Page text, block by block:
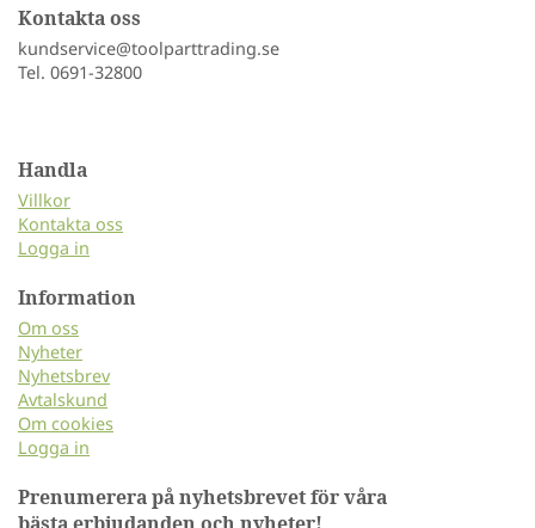
Kontakta oss
kundservice@toolparttrading.se
Tel. 0691-32800
Handla
Villkor
Kontakta oss
Logga in
Information
Om oss
Nyheter
Nyhetsbrev
Avtalskund
Om cookies
Logga in
Prenumerera på nyhetsbrevet för våra